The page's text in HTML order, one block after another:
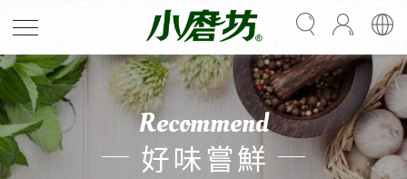
Recommend
好味嘗鮮